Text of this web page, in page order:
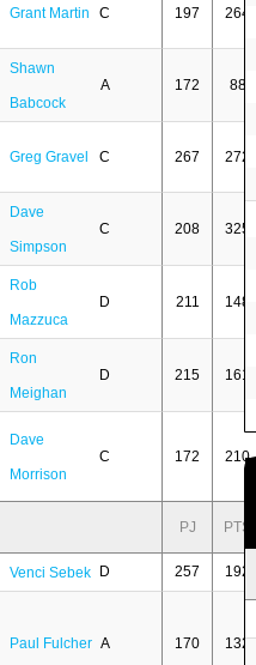
Grant Martin C 197 264
Shawn
Babcock
A 172 88
Greg Gravel C 267 272
Dave
Simpson
C 208 325
Rob
Mazzuca
D 211 148
Ron
Meighan
D 215 161
Dave
Morrison
C 172 210
PJ PTS
Venci Sebek D 257 192
Paul Fulcher A 170 132